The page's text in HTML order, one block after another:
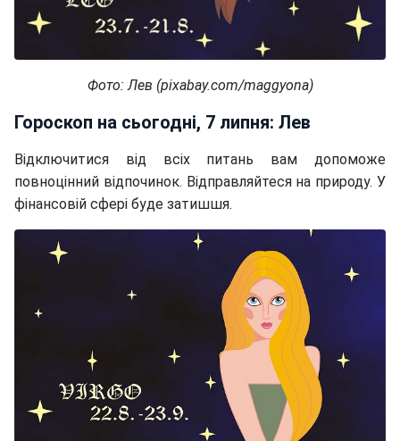
Фото: Лев (pixabay.com/maggyona)
Гороскоп на сьогодні, 7 липня: Лев
Відключитися від всіх питань вам допоможе
повноцінний відпочинок. Відправляйтеся на природу. У
фінансовій сфері буде затишшя.